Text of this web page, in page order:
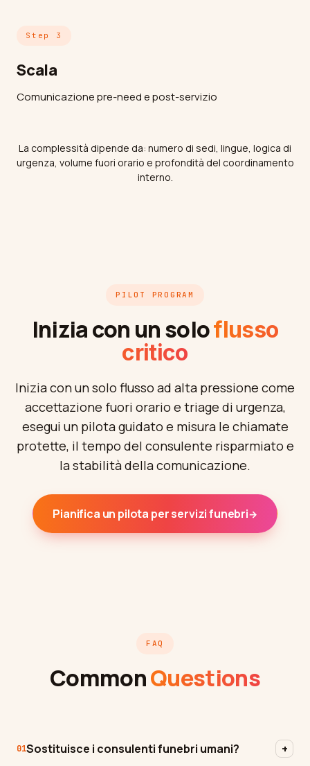
Step 3
Scala
Comunicazione pre-need e post-servizio
La complessità dipende da: numero di sedi, lingue, logica di
urgenza, volume fuori orario e profondità del coordinamento
interno.
PILOT PROGRAM
Inizia con un soloflusso
critico
Inizia con un solo flusso ad alta pressione come
accettazione fuori orario e triage di urgenza,
esegui un pilota guidato e misura le chiamate
protette, il tempo del consulente risparmiato e
la stabilità della comunicazione.
Pianifica un pilota per servizi funebri→
FAQ
CommonQuestions
01Sostituisce i consulenti funebri umani? +